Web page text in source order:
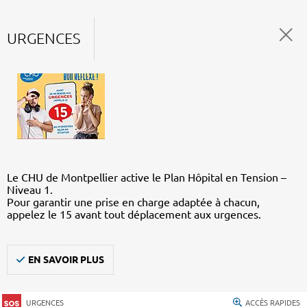
URGENCES
Le CHU de Montpellier active le Plan Hôpital en Tension –
Niveau 1.
Pour garantir une prise en charge adaptée à chacun,
appelez le 15 avant tout déplacement aux urgences.
EN SAVOIR PLUS
URGENCES ACCÈS RAPIDES